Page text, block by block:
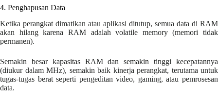
4. Penghapusan Data
Ketika perangkat dimatikan atau aplikasi ditutup, semua data di RAM
akan hilang karena RAM adalah volatile memory (memori tidak
permanen).
Semakin besar kapasitas RAM dan semakin tinggi kecepatannya
(diukur dalam MHz), semakin baik kinerja perangkat, terutama untuk
tugas-tugas berat seperti pengeditan video, gaming, atau pemrosesan
data.